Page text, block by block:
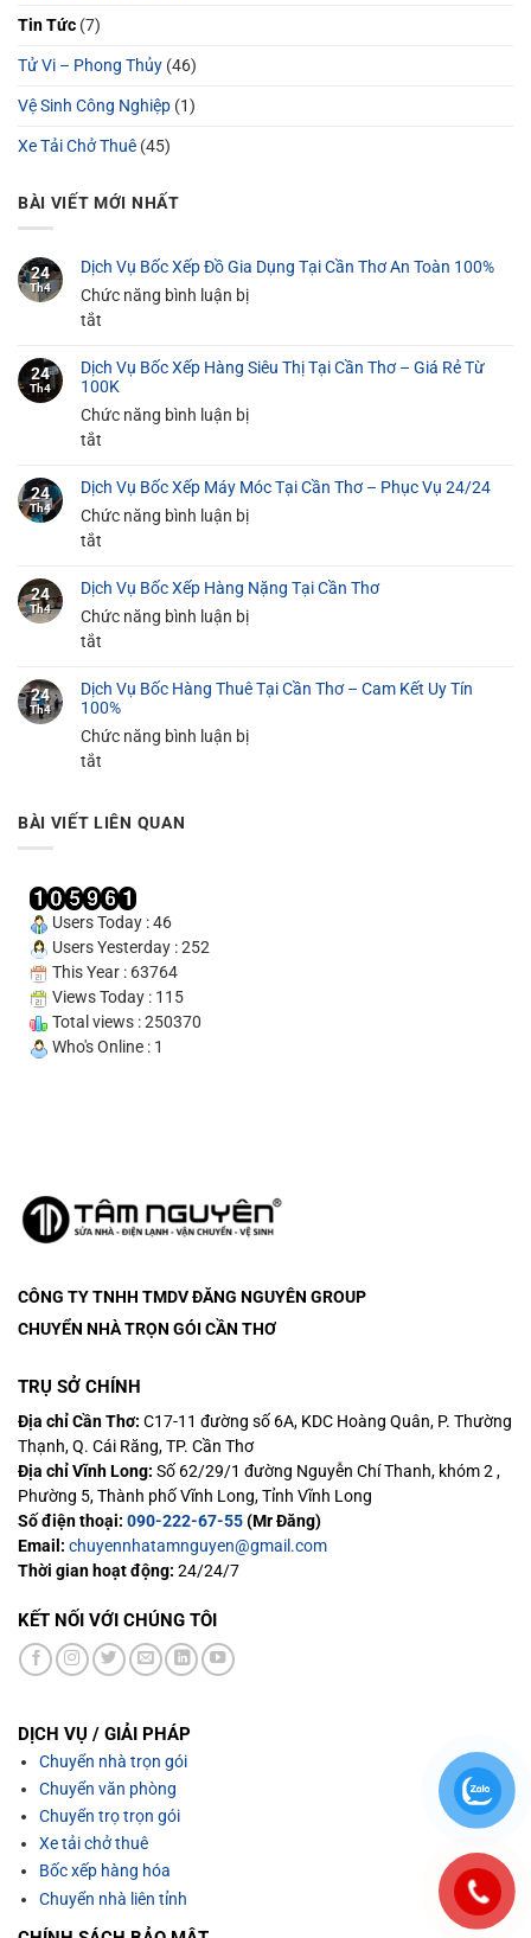
Tin Tức (7)
Tử Vi – Phong Thủy (46)
Vệ Sinh Công Nghiệp (1)
Xe Tải Chở Thuê (45)
BÀI VIẾT MỚI NHẤT
24
Th4
Dịch Vụ Bốc Xếp Đồ Gia Dụng Tại Cần Thơ An Toàn 100%
Chức năng bình luận bị
tắt
Vụ
Bốc
Xếp
Dụng
Tại
An
Toàn
24
Th4
Dịch Vụ Bốc Xếp Hàng Siêu Thị Tại Cần Thơ – Giá Rẻ Từ
100K
Chức năng bình luận bị
tắt
Vụ
Bốc
Siêu
Thị
Thơ
–
Giá
100K
24
Th4
Dịch Vụ Bốc Xếp Máy Móc Tại Cần Thơ – Phục Vụ 24/24
Chức năng bình luận bị
tắt
Vụ
Bốc
Móc
Tại
Cần
Phục
24
Th4
Dịch Vụ Bốc Xếp Hàng Nặng Tại Cần Thơ
Chức năng bình luận bị
tắt
Vụ
Bốc
Xếp
Tại
24
Th4
Dịch Vụ Bốc Hàng Thuê Tại Cần Thơ – Cam Kết Uy Tín
100%
Chức năng bình luận bị
tắt
Vụ
Bốc
Thuê
Tại
Cần
Thơ
–
Cam
Kết
Uy
BÀI VIẾT LIÊN QUAN
Users Today : 46
Users Yesterday : 252
This Year : 63764
Views Today : 115
Total views : 250370
Who's Online : 1
CÔNG TY TNHH TMDV ĐĂNG NGUYÊN GROUP
CHUYỂN NHÀ TRỌN GÓI CẦN THƠ
TRỤ SỞ CHÍNH
Địa chỉ Cần Thơ: C17-11 đường số 6A, KDC Hoàng Quân, P. Thường
Thạnh, Q. Cái Răng, TP. Cần Thơ
Địa chỉ Vĩnh Long: Số 62/29/1 đường Nguyễn Chí Thanh, khóm 2 ,
Phường 5, Thành phố Vĩnh Long, Tỉnh Vĩnh Long
Số điện thoại: 090-222-67-55(Mr Đăng)
Email: chuyennhatamnguyen@gmail.com
Thời gian hoạt động: 24/24/7
KẾT NỐI VỚI CHÚNG TÔI
DỊCH VỤ / GIẢI PHÁP
Chuyển nhà trọn gói
Chuyển văn phòng
Chuyển trọ trọn gói
Xe tải chở thuê
Bốc xếp hàng hóa
Chuyển nhà liên tỉnh